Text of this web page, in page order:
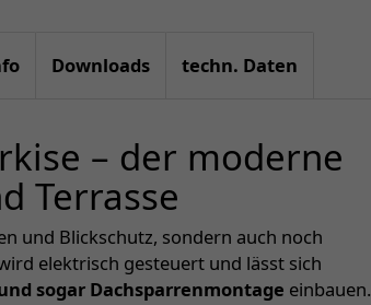
Downloads techn. Daten
– der moderne
Terrasse
und Blickschutz, sondern auch noch
elektrisch gesteuert und lässt sich
sogar Dachsparrenmontage einbauen.